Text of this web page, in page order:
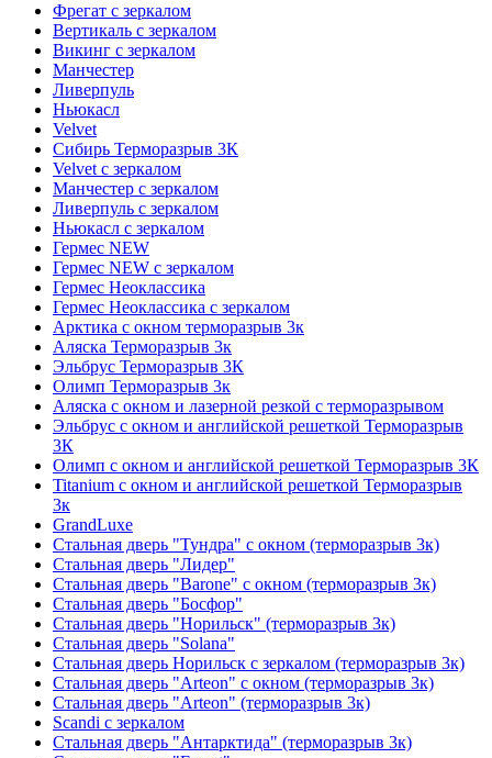
Фрегат с зеркалом
Вертикаль с зеркалом
Викинг с зеркалом
Манчестер
Ливерпуль
Ньюкасл
Velvet
Сибирь Терморазрыв 3К
Velvet с зеркалом
Манчестер с зеркалом
Ливерпуль с зеркалом
Ньюкасл с зеркалом
Гермес NEW
Гермес NEW с зеркалом
Гермес Неоклассика
Гермес Неоклассика с зеркалом
Арктика с окном терморазрыв 3к
Аляска Терморазрыв 3к
Эльбрус Терморазрыв 3К
Олимп Терморазрыв 3к
Аляска с окном и лазерной резкой с терморазрывом
Эльбрус с окном и английской решеткой Терморазрыв
3К
Олимп с окном и английской решеткой Терморазрыв 3К
Titanium с окном и английской решеткой Терморазрыв
3к
GrandLuxe
Стальная дверь "Тундра" с окном (терморазрыв 3к)
Стальная дверь "Лидер"
Стальная дверь "Barone" с окном (терморазрыв 3к)
Стальная дверь "Босфор"
Стальная дверь "Норильск" (терморазрыв 3к)
Стальная дверь "Solana"
Стальная дверь Норильск с зеркалом (терморазрыв 3к)
Стальная дверь "Arteon" с окном (терморазрыв 3к)
Стальная дверь "Arteon" (терморазрыв 3к)
Scandi с зеркалом
Стальная дверь "Антарктида" (терморазрыв 3к)